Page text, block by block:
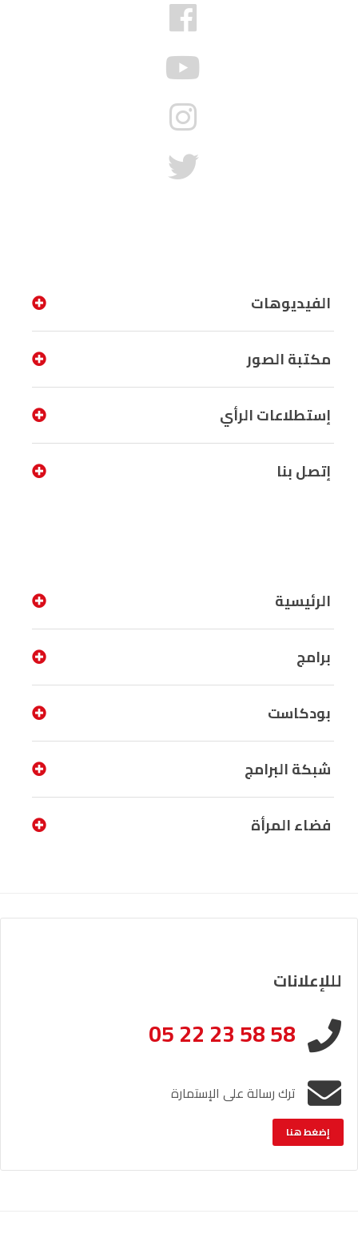
الفيديوهات
مكتبة الصور
إستطلاعات الرأي
إتصل بنا
الرئيسية
برامج
بودكاست
شبكة البرامج
فضاء المرأة
لللإعلانات
05 22 23 58 58
ترك رسالة على الإستمارة
إضغط هنا